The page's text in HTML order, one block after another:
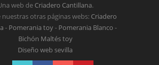
web de Criadero Cantillana.
nuestras otras páginas webs: Criadero
- Pomerania toy- Pomerania Blanco -
Bichón Maltés toy
Diseño web sevilla